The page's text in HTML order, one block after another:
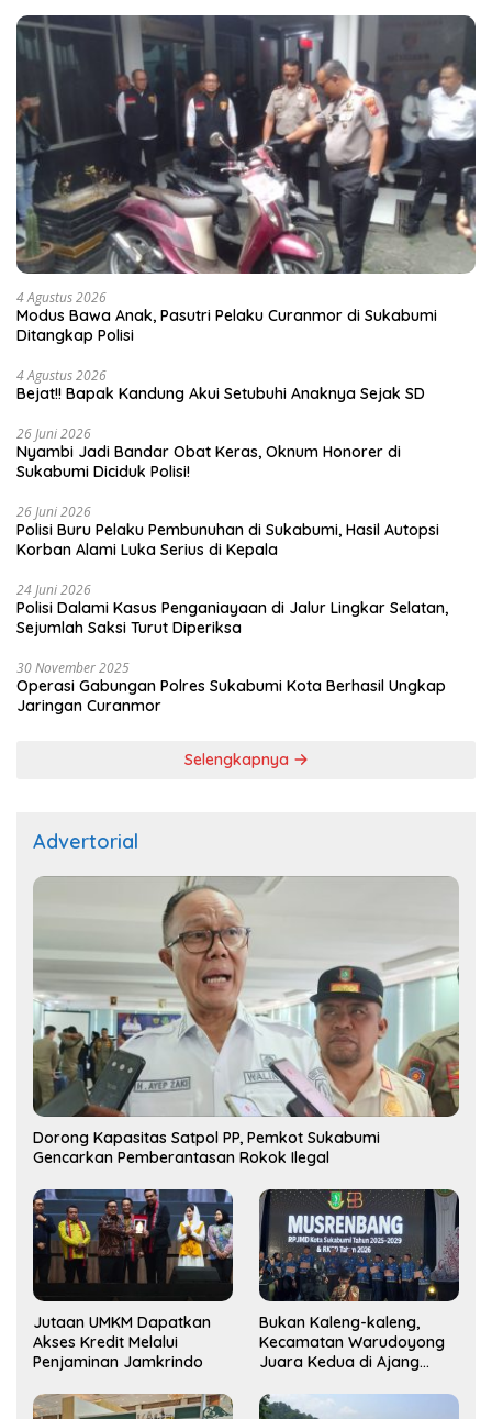
4 Agustus 2026
Modus Bawa Anak, Pasutri Pelaku Curanmor di Sukabumi
Ditangkap Polisi
4 Agustus 2026
Bejat!! Bapak Kandung Akui Setubuhi Anaknya Sejak SD
26 Juni 2026
Nyambi Jadi Bandar Obat Keras, Oknum Honorer di
Sukabumi Diciduk Polisi!
26 Juni 2026
Polisi Buru Pelaku Pembunuhan di Sukabumi, Hasil Autopsi
Korban Alami Luka Serius di Kepala
24 Juni 2026
Polisi Dalami Kasus Penganiayaan di Jalur Lingkar Selatan,
Sejumlah Saksi Turut Diperiksa
30 November 2025
Operasi Gabungan Polres Sukabumi Kota Berhasil Ungkap
Jaringan Curanmor
Selengkapnya
Advertorial
Dorong Kapasitas Satpol PP, Pemkot Sukabumi
Gencarkan Pemberantasan Rokok Ilegal
Jutaan UMKM Dapatkan
Akses Kredit Melalui
Penjaminan Jamkrindo
Bukan Kaleng-kaleng,
Kecamatan Warudoyong
Juara Kedua di Ajang
2025